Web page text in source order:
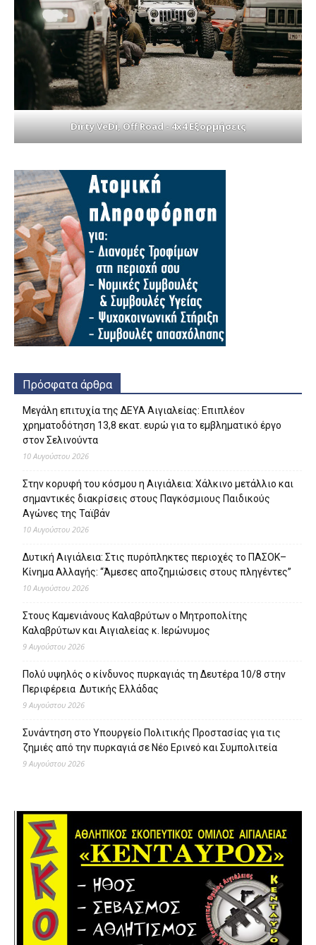
Dirty VeDi, Off Road - 4x4 Εξορμήσεις
Πρόσφατα άρθρα
Μεγάλη επιτυχία της ΔΕΥΑ Αιγιαλείας: Επιπλέον
χρηματοδότηση 13,8 εκατ. ευρώ για το εμβληματικό έργο
στον Σελινούντα
10 Αυγούστου 2026
Στην κορυφή του κόσμου η Αιγιάλεια: Χάλκινο μετάλλιο και
σημαντικές διακρίσεις στους Παγκόσμιους Παιδικούς
Αγώνες της Ταϊβάν
10 Αυγούστου 2026
Δυτική Αιγιάλεια: Στις πυρόπληκτες περιοχές το ΠΑΣΟΚ–
Κίνημα Αλλαγής: “Άμεσες αποζημιώσεις στους πληγέντες”
10 Αυγούστου 2026
Στους Καμενιάνους Καλαβρύτων ο Μητροπολίτης
Καλαβρύτων και Αιγιαλείας κ. Ιερώνυμος
9 Αυγούστου 2026
Πολύ υψηλός ο κίνδυνος πυρκαγιάς τη Δευτέρα 10/8 στην
Περιφέρεια Δυτικής Ελλάδας
9 Αυγούστου 2026
Συνάντηση στο Υπουργείο Πολιτικής Προστασίας για τις
ζημιές από την πυρκαγιά σε Νέο Ερινεό και Συμπολιτεία
9 Αυγούστου 2026